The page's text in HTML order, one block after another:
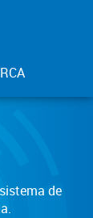
de